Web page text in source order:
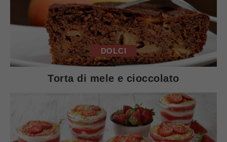
DOLCI
Torta di mele e cioccolato